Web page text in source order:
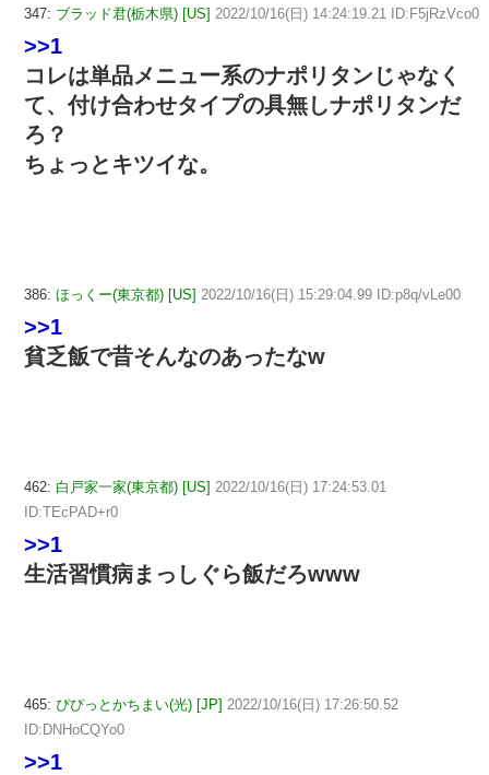
347: ブラッド君(栃木県) [US] 2022/10/16(日) 14:24:19.21 ID:F5jRzVco0
>>1
コレは単品メニュー系のナポリタンじゃなく
て、付け合わせタイプの具無しナポリタンだ
ろ？
ちょっとキツイな。
386: ほっくー(東京都) [US] 2022/10/16(日) 15:29:04.99 ID:p8q/vLe00
>>1
貧乏飯で昔そんなのあったなw
462: 白戸家一家(東京都) [US] 2022/10/16(日) 17:24:53.01
ID:TEcPAD+r0
>>1
生活習慣病まっしぐら飯だろwww
465: ぴぴっとかちまい(光) [JP] 2022/10/16(日) 17:26:50.52
ID:DNHoCQYo0
>>1